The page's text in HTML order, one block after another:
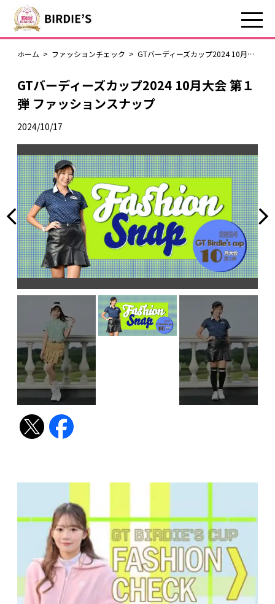
ホーム > ファッションチェック > GTバーディーズカップ2024 10月大会 第１弾 ファッションスナップ
GTバーディーズカップ2024 10月大会 第１
弾 ファッションスナップ
2024/10/17